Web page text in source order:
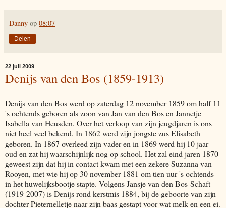
Danny op 08:07
Delen
22 juli 2009
Denijs van den Bos (1859-1913)
Denijs van den Bos werd op zaterdag 12 november 1859 om half 11
's ochtends geboren als zoon van Jan van den Bos en Jannetje
Isabella van Heusden. Over het verloop van zijn jeugdjaren is ons
niet heel veel bekend. In 1862 werd zijn jongste zus Elisabeth
geboren. In 1867 overleed zijn vader en in 1869 werd hij 10 jaar
oud en zat hij waarschijnlijk nog op school. Het zal eind jaren 1870
geweest zijn dat hij in contact kwam met een zekere Suzanna van
Rooyen, met wie hij op 30 november 1881 om tien uur 's ochtends
in het huwelijksbootje stapte. Volgens Jansje van den Bos-Schaft
(1919-2007) is Denijs rond kerstmis 1884, bij de geboorte van zijn
dochter Pieternelletje naar zijn baas gestapt voor wat melk en een ei.